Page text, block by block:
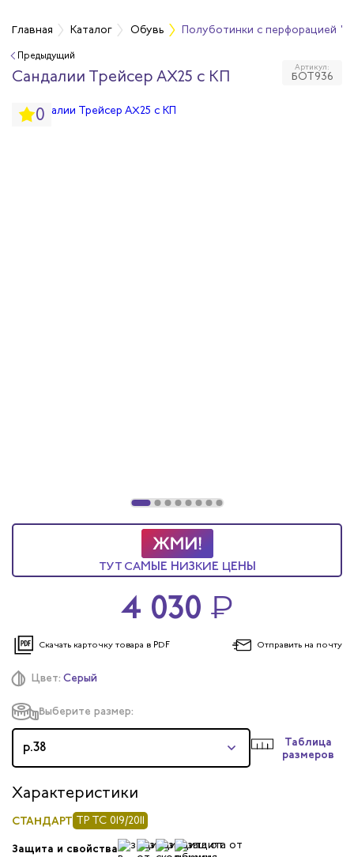
Главная Каталог Обувь Полуботинки с перфорацией
Предыдущий
Сандалии Трейсер АХ25 с КП Артикул:
БОТ936
0
Цвет: Серый
Выберите размер:
р.38
Таблица
размеров
Характеристики
СТАНДАРТ ТР ТС 019/2011
Защита и свойства
ТУТ САМЫЕ НИЗКИЕ ЦЕНЫ
4 030 ₽
Скачать карточку товара в PDF Отправить на почту